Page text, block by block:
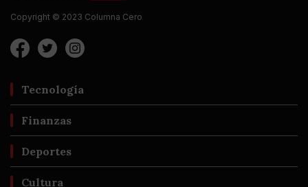
Copyright © 2023 Columna Cero
Tecnología
Finanzas
Deportes
Cultura